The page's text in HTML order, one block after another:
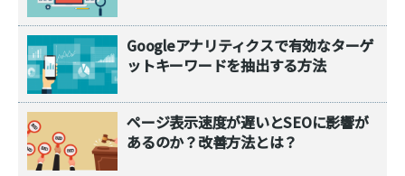
Googleアナリティクスで有効なターゲ
ットキーワードを抽出する方法
ページ表示速度が遅いとSEOに影響が
あるのか？改善方法とは？